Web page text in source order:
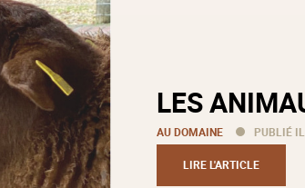
LES
AU DOMAINE PUBLIÉ
LIRE L'ARTICLE